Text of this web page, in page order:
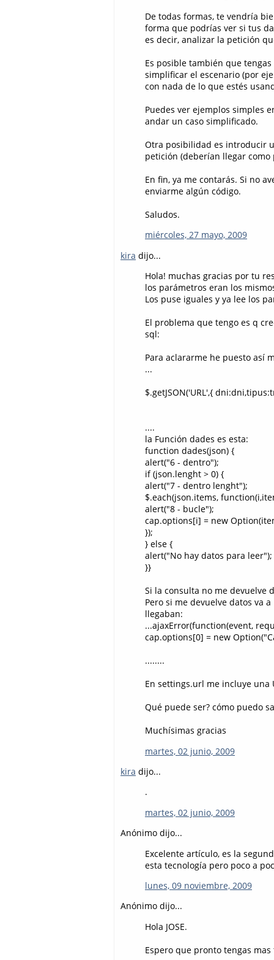
De todas formas, te vendría
forma que podrías ver si tus
es decir, analizar la petición
Es posible también que
simplificar el escenario (por
con nada de lo que estés
Puedes ver ejemplos simples
andar un caso simplificado.
Otra posibilidad es introducir
petición (deberían llegar como
En fin, ya me contarás. Si no
enviarme algún código.
Saludos.
miércoles, 27 mayo, 2009
kira dijo...
Hola! muchas gracias por tu
los parámetros eran los
Los puse iguales y ya lee los
El problema que tengo es q
sql:
Para aclararme he puesto así
...
$.getJSON('URL',{
....
la Función dades es esta:
function dades(json) {
alert("6 - dentro");
if (json.lenght > 0) {
alert("7 - dentro lenght");
$.each(json.items,
alert("8 - bucle");
cap.options[i] = new
});
} else {
alert("No hay datos para leer");
}}
Si la consulta no me devuelve
Pero si me devuelve datos va
llegaban:
...ajaxError(function(event,
cap.options[0] = new
........
En settings.url me incluye una
Qué puede ser? cómo puedo
Muchísimas gracias
martes, 02 junio, 2009
kira dijo...
.
martes, 02 junio, 2009
Anónimo dijo...
Excelente artículo, es la
esta tecnología pero poco a
lunes, 09 noviembre, 2009
Anónimo dijo...
Hola JOSE.
Espero que pronto tengas